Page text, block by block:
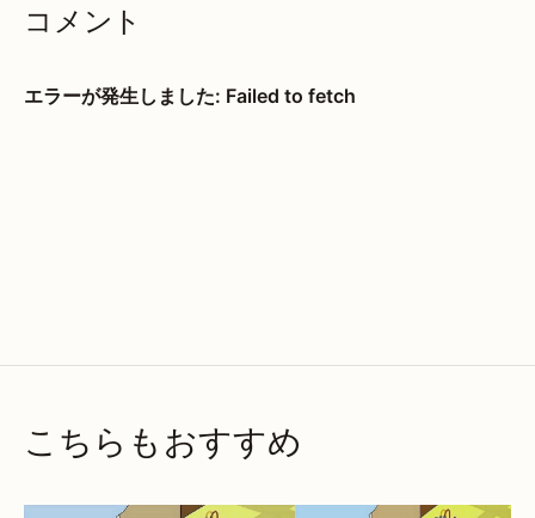
コメント
こちらもおすすめ